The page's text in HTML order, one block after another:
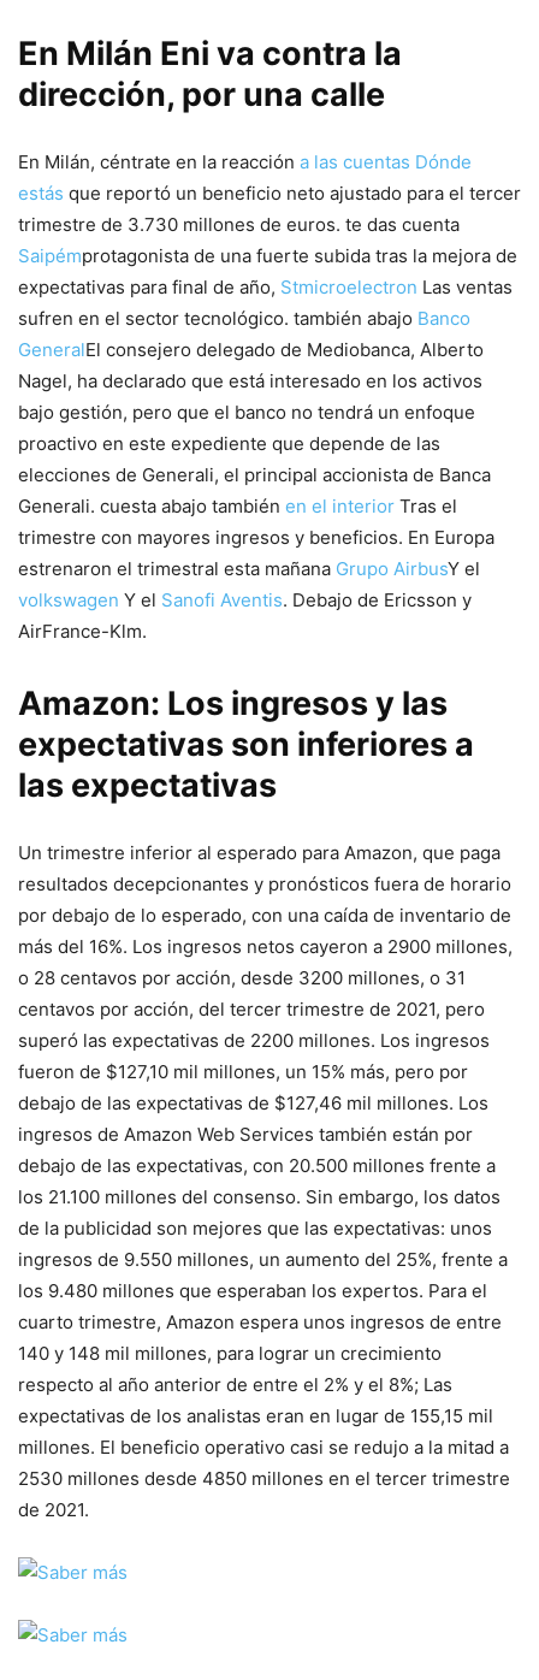
En Milán Eni va contra la
dirección, por una calle
En Milán, céntrate en la reacción a las cuentas Dónde
estás que reportó un beneficio neto ajustado para el tercer
trimestre de 3.730 millones de euros. te das cuenta
Saipémprotagonista de una fuerte subida tras la mejora de
expectativas para final de año, Stmicroelectron Las ventas
sufren en el sector tecnológico. también abajo Banco
GeneralEl consejero delegado de Mediobanca, Alberto
Nagel, ha declarado que está interesado en los activos
bajo gestión, pero que el banco no tendrá un enfoque
proactivo en este expediente que depende de las
elecciones de Generali, el principal accionista de Banca
Generali. cuesta abajo también en el interior Tras el
trimestre con mayores ingresos y beneficios. En Europa
estrenaron el trimestral esta mañana Grupo AirbusY el
volkswagen Y el Sanofi Aventis. Debajo de Ericsson y
AirFrance-Klm.
Amazon: Los ingresos y las
expectativas son inferiores a
las expectativas
Un trimestre inferior al esperado para Amazon, que paga
resultados decepcionantes y pronósticos fuera de horario
por debajo de lo esperado, con una caída de inventario de
más del 16%. Los ingresos netos cayeron a 2900 millones,
o 28 centavos por acción, desde 3200 millones, o 31
centavos por acción, del tercer trimestre de 2021, pero
superó las expectativas de 2200 millones. Los ingresos
fueron de $127,10 mil millones, un 15% más, pero por
debajo de las expectativas de $127,46 mil millones. Los
ingresos de Amazon Web Services también están por
debajo de las expectativas, con 20.500 millones frente a
los 21.100 millones del consenso. Sin embargo, los datos
de la publicidad son mejores que las expectativas: unos
ingresos de 9.550 millones, un aumento del 25%, frente a
los 9.480 millones que esperaban los expertos. Para el
cuarto trimestre, Amazon espera unos ingresos de entre
140 y 148 mil millones, para lograr un crecimiento
respecto al año anterior de entre el 2% y el 8%; Las
expectativas de los analistas eran en lugar de 155,15 mil
millones. El beneficio operativo casi se redujo a la mitad a
2530 millones desde 4850 millones en el tercer trimestre
de 2021.